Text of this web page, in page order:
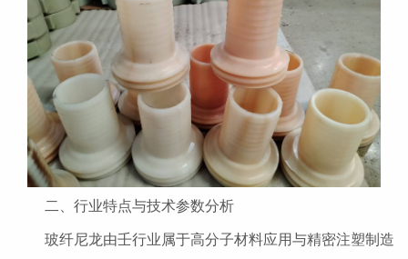
二、行业特点与技术参数分析
玻纤尼龙由壬行业属于高分子材料应用与精密注塑制造